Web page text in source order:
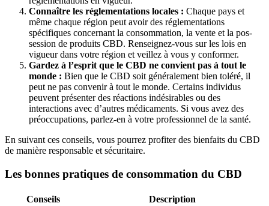
Connaître les réglementations locales : Chaque pays et
même chaque région peut avoir des réglementations
spécifiques concernant la consommation, la vente et la pos-
session de produits CBD. Renseignez-vous sur les lois en
vigueur dans votre région et veillez à vous y conformer.
Gardez à l’esprit que le CBD ne convient pas à tout le
monde : Bien que le CBD soit généralement bien toléré, il
peut ne pas convenir à tout le monde. Certains individus
peuvent présenter des réactions indésirables ou des
interactions avec d’autres médicaments. Si vous avez des
préoccupations, parlez-en à votre professionnel de la santé.
En suivant ces conseils, vous pourrez profiter des bienfaits du CBD
de manière responsable et sécuritaire.
Les bonnes pratiques de consommation du CBD
Conseils
Description